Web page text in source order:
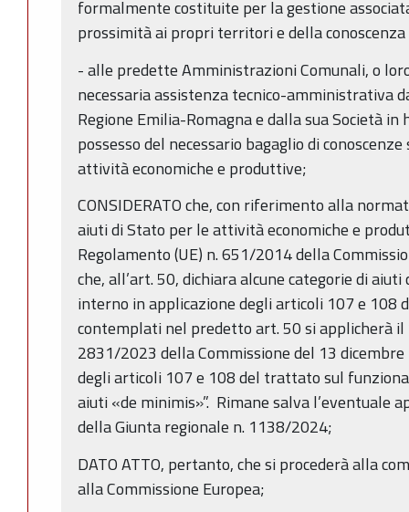
formalmente costituite per la gestione
prossimità ai propri territori e della
- alle predette Amministrazioni Comunali, o
necessaria assistenza tecnico-amministrativa
Regione Emilia-Romagna e dalla sua Società in
possesso del necessario bagaglio di
attività economiche e produttive;
CONSIDERATO che, con riferimento alla
aiuti di Stato per le attività economiche e
Regolamento (UE) n. 651/2014 della
che, all’art. 50, dichiara alcune categorie di
interno in applicazione degli articoli 107 e 108
contemplati nel predetto art. 50 si applicherà il
2831/2023 della Commissione del 13
degli articoli 107 e 108 del trattato sul
aiuti «de minimis»”. Rimane salva l’eventuale
della Giunta regionale n. 1138/2024;
DATO ATTO, pertanto, che si procederà alla
alla Commissione Europea;